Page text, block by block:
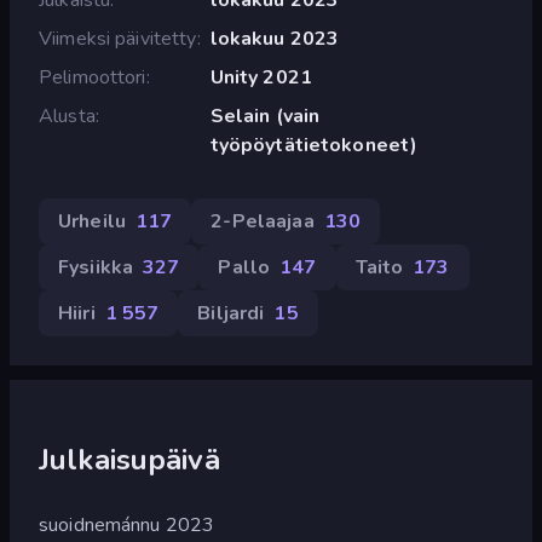
Viimeksi päivitetty lokakuu 2023
Pelimoottori
Unity 2021
Alusta
Selain (vain
työpöytätietokoneet)
Urheilu 117 2-Pelaajaa 130
Fysiikka 327 Pallo 147 Taito 173
Hiiri 1 557 Biljardi 15
Julkaisupäivä
suoidnemánnu 2023